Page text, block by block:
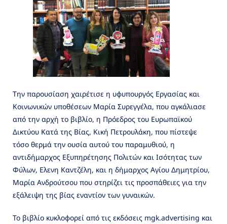
Την παρουσίαση χαιρέτισε η υφυπουργός Εργασίας και
Κοινωνικών υποθέσεων Μαρία Συρεγγέλα, που αγκάλιασε
από την αρχή το βιβλίο, η Πρόεδρος του Ευρωπαϊκού
Δικτύου Κατά της Βίας, Κική Πετρουλάκη, που πίστεψε
τόσο θερμά την ουσία αυτού του παραμυθιού, η
αντιδήμαρχος Εξυπηρέτησης Πολιτών και Ισότητας των
Φύλων, Ελενη Καντζέλη, και η δήμαρχος Αγίου Δημητρίου,
Μαρία Ανδρούτσου που στηρίζει τις προσπάθειες για την
εξάλειψη της βίας εναντίον των γυναικών.
Το βιβλίο κυκλοφορεί από τις εκδόσεις mgk.advertising και